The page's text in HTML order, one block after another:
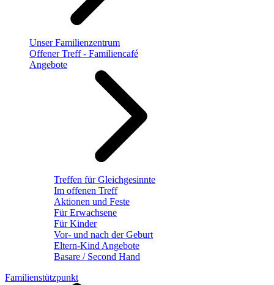
Unser Familienzentrum
Offener Treff - Familiencafé
Angebote
Treffen für Gleichgesinnte
Im offenen Treff
Aktionen und Feste
Für Erwachsene
Für Kinder
Vor- und nach der Geburt
Eltern-Kind Angebote
Basare / Second Hand
Familienstützpunkt